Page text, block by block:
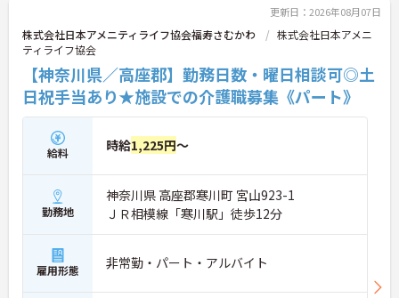
更新日：2026年08月07日
株式会社日本アメニティライフ協会福寿さむかわ
株式会社日本アメニ
ティライフ協会
【神奈川県／高座郡】勤務日数・曜日相談可◎土
日祝手当あり★施設での介護職募集《パート》
給料 時給1,225円～
勤務地
神奈川県 高座郡寒川町 宮山923-1
ＪＲ相模線「寒川駅」徒歩12分
雇用形態 非常勤・パート・アルバイト